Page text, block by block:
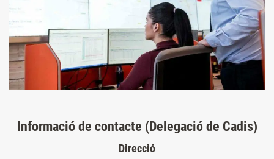
Informació de contacte (Delegació de Cadis)
Direcció